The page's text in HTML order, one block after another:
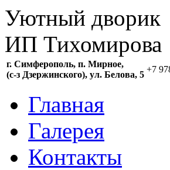
Уютный дворик
ИП Тихомирова
г. Симферополь, п. Мирное,
(c-з Дзержинского), ул. Белова, 5
+7
Главная
Галерея
Контакты